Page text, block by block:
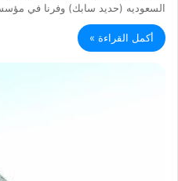
السعوديه (حديد سابك) وفرنا في
أكمل القراءة »